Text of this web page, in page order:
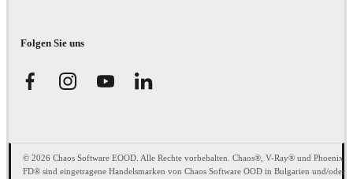
Folgen Sie uns
© 2026 Chaos Software EOOD. Alle Rechte vorbehalten. Chaos®, V-Ray® und Phoenix
FD® sind eingetragene Handelsmarken von Chaos Software OOD in Bulgarien und/oder